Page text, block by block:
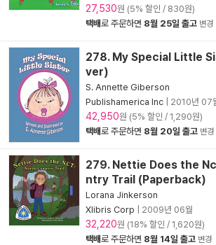
27,530원 (5% 할인 / 830원)
택배로 주문하면 8월 25일 출고 변경
278. My Special Little
ver)
S. Annette Giberson
Publishamerica Inc
2010년 07
42,950원 (5% 할인 / 1,290원)
택배로 주문하면 8월 20일 출고 변경
279. Nettie Does the
ntry Trail (Paperback)
Lorana Jinkerson
Xlibris Corp
2009년 06월
32,220원 (18% 할인 / 1,620원)
택배로 주문하면 8월 14일 출고 변경